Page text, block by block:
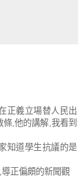
正義立場替人民出
,他的講解,我看到
知道學生抗議的是
正偏頗的新聞觀